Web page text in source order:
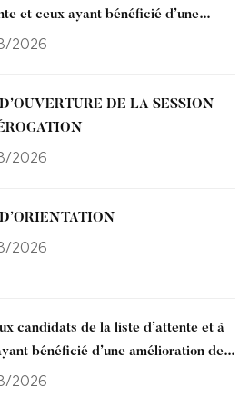
et ceux ayant bénéficié d’une
de choix ) affectés à l’ENCG
2026
DE LA SESSION
2026
2026
candidats de la liste d’attente et à
bénéficié d’une amélioration de
l’ENCG de Kénitra
2026